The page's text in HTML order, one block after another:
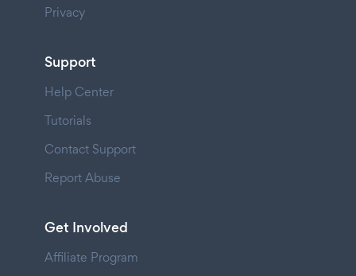
Privacy
Support
Help Center
Tutorials
Contact Support
Report Abuse
Get Involved
Affiliate Program